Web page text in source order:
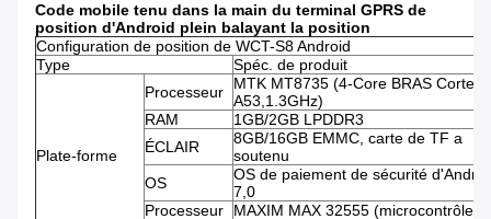
Code mobile tenu dans la main du terminal GPRS de
position d'Android plein balayant la position
Configuration de position de WCT-S8 Android
Type
Spéc. de produit
Plate-forme
Processeur
MTK MT8735 (4-Core BRAS Cortex-
A53,1.3GHz)
RAM
1GB/2GB LPDDR3
ÉCLAIR
8GB/16GB EMMC, carte de TF a
soutenu
OS
OS de paiement de sécurité
7,0
Processeur
MAXIM MAX 32555